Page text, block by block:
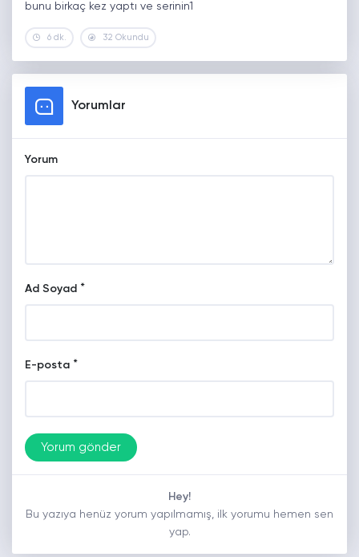
bunu birkaç kez yaptı ve serinin1
6 dk. 32 Okundu
Yorumlar
Yorum
Ad Soyad *
E-posta *
Hey!
Bu yazıya henüz yorum yapılmamış, ilk yorumu hemen sen
yap.